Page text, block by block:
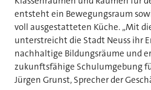
entsteht ein Bewegungsraum
voll ausgestatteten Küche. „Mit
unterstreicht die Stadt Neuss ihr
nachhaltige Bildungsräume und
zukunftsfähige Schulumgebung
Jürgen Grunst, Sprecher der